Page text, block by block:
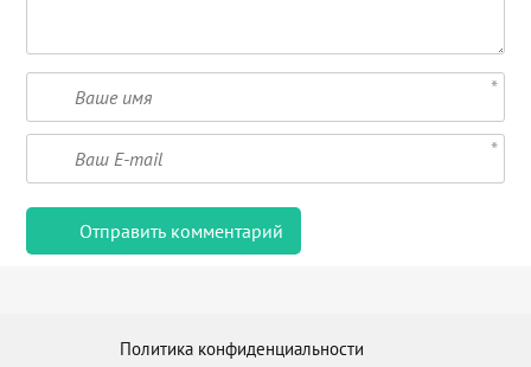
Политика конфиденциальности